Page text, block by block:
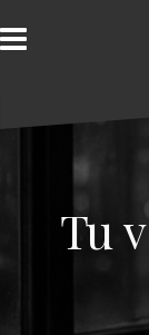
l
a
Tu